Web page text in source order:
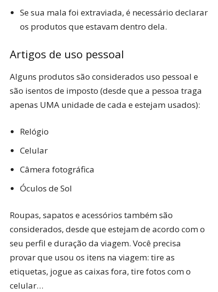
Se sua mala foi extraviada, é necessário declarar
os produtos que estavam dentro dela.
Artigos de uso pessoal
Alguns produtos são considerados uso pessoal e
são isentos de imposto (desde que a pessoa traga
apenas UMA unidade de cada e estejam usados):
Relógio
Celular
Câmera fotográfica
Óculos de Sol
Roupas, sapatos e acessórios também são
considerados, desde que estejam de acordo com o
seu perfil e duração da viagem. Você precisa
provar que usou os itens na viagem: tire as
etiquetas, jogue as caixas fora, tire fotos com o
celular…